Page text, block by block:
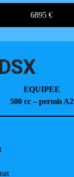
6895 €
EQUIPEE
500 cc– permis A2